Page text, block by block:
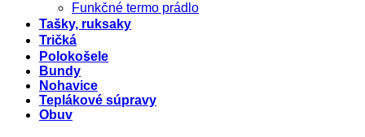
Funkčné termo prádlo
Tašky, ruksaky
Tričká
Polokošele
Bundy
Nohavice
Teplákové súpravy
Obuv